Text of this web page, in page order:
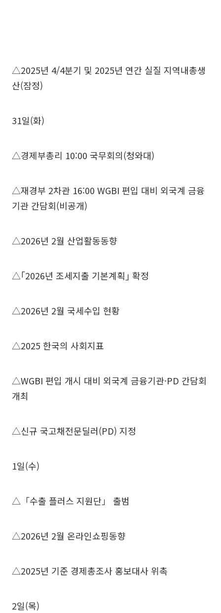
△2025년 4/4분기 및 2025년 연간 실질 지역내총생
산(잠정)
31일(화)
△경제부총리 10:00 국무회의(청와대)
△재경부 2차관 16:00 WGBI 편입 대비 외국계 금융
기관 간담회(비공개)
△2026년 2월 산업활동동향
△｢2026년 조세지출 기본계획｣ 확정
△2026년 2월 국세수입 현황
△2025 한국의 사회지표
△WGBI 편입 개시 대비 외국계 금융기관·PD 간담회
개최
△신규 국고채전문딜러(PD) 지정
1일(수)
△「수출 플러스 지원단」 출범
△2026년 2월 온라인쇼핑동향
△2025년 기준 경제총조사 홍보대사 위촉
2일(목)